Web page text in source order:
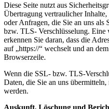
Diese Seite nutzt aus
Übertragung vertraulicher
oder Anfragen, die Sie an uns als
bzw. TLS- Verschlüsselung. Eine
erkennen Sie daran, dass die
auf „https://“ wechselt und an
Browserzeile.
Wenn die SSL- bzw. TLS-
Daten, die Sie an uns
werden.
Auskunft, Löschung und